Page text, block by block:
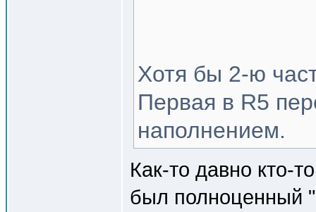
Хотя бы 2-ю
Первая в R5
наполнением.
Как-то давно кто-
был полноценный